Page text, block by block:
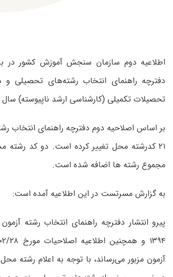
اطلاعیه‌ دوم سازمان‌ سنجش‌ آموزش‌ کشور در
دفترچه راهنمای انتخاب رشته‌های تحصیلی
تحصیلات تکمیلی (کارشناسی ارشد ناپیوسته) سال ۱۳۹۴ منتشر شد.
۲۱ کدرشته محل تغییر کرده است. دو کد رشته محل از دفترچه حذف شده
مجموع رشته ها اضافه شده است.
به گزارش مسرتست در این اطلاعیه آمده است:
پیرو انتشار دفترچه راهنمای انتخاب رشته
آزمون مزبور می‌رساند، با توجه به اعلام